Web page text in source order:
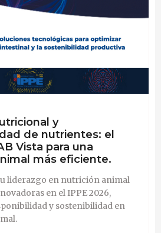
y
de nutrientes: el
Vista para una
más eficiente.
liderazgo en nutrición animal
en el IPPE 2026,
y sostenibilidad en